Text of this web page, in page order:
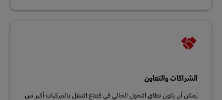
الشراكات والتعاون
يمكن أن يكون نطاق التحول الحالي في قطاع التنقل بالمركبات أكبر من